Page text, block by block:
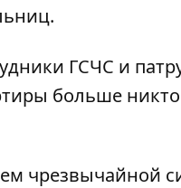
ГСЧС и
больше
чрезвычайной